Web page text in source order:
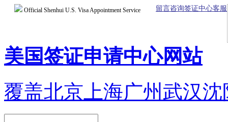
Official Shenhui U.S. Visa Appointment Service 留言咨询签证中心客服
美国签证申请中心网站
覆盖北京上海广州武汉沈